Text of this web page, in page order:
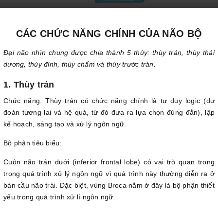
CÁC CHỨC NĂNG CHÍNH CỦA NÃO BỘ
Đại não nhìn chung được chia thành 5 thùy: thùy trán, thùy thái
dương, thùy đỉnh, thùy chẩm và thùy trước trán.
1. Thùy trán
Chức năng: Thùy trán có chức năng chính là tư duy logic (dự
đoán tương lai và hệ quả, từ đó đưa ra lựa chọn đúng đắn), lập
kế hoạch, sáng tạo và xử lý ngôn ngữ.
Bộ phận tiêu biểu:
Cuộn não trán dưới (inferior frontal lobe) có vai trò quan trọng
trong quá trình xử lý ngôn ngữ vì quá trình này thường diễn ra ở
bán cầu não trái. Đặc biệt, vùng Broca nằm ở đây là bộ phận thiết
yếu trong quá trình xử lí ngôn ngữ.